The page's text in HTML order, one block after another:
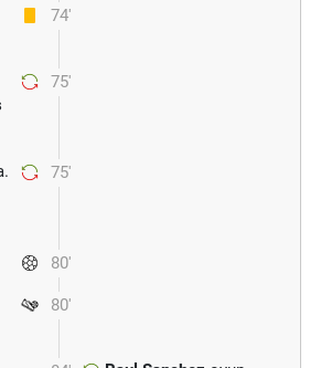
74'
75'
75'
80'
80'